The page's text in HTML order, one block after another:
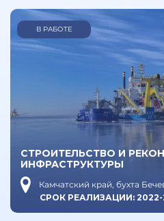
В РАБОТЕ
СТРОИТЕЛЬСТВО И
ИНФРАСТРУКТУРЫ
Камчатский край, бухта
СРОК РЕАЛИЗАЦИИ: 2022-